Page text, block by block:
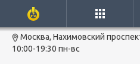
Москва, Нахимовский
10:00-19:30 пн-вс